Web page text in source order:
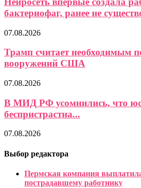
бактериофаг, ранее не
07.08.2026
Трамп считает необходимым
вооружений США
07.08.2026
В МИД РФ усомнились, что
беспристрастна...
07.08.2026
Выбор редактора
Пермская компания
пострадавшему работнику